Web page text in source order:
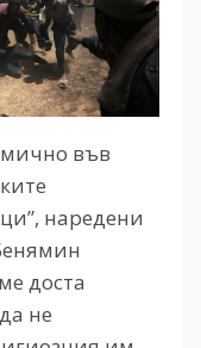
във
наредени
доста
не